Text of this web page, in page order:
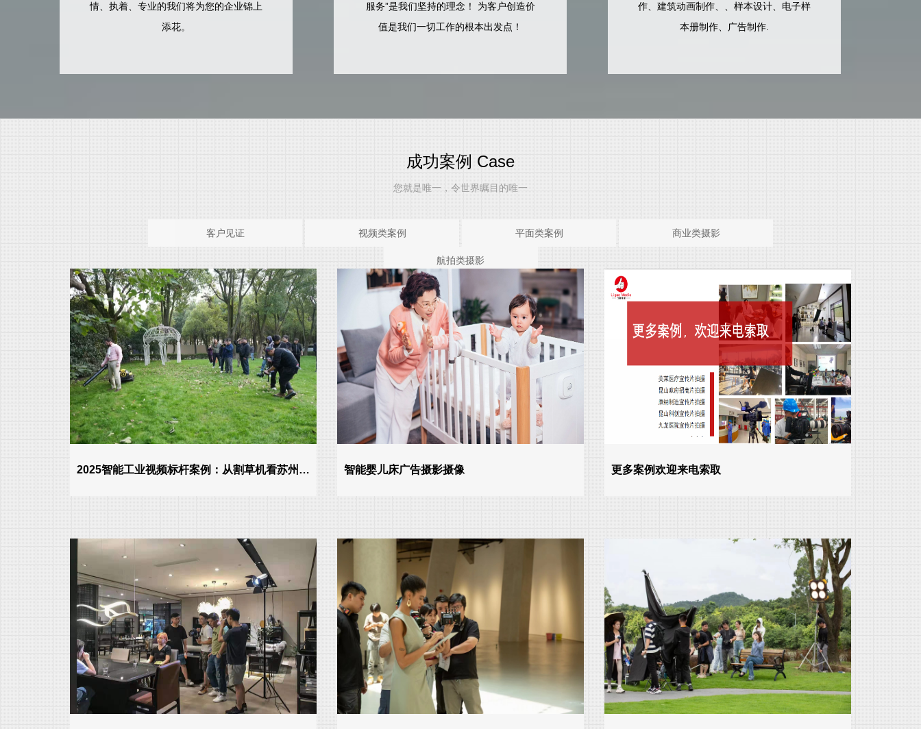
情、执着、专业的我们将为您的企业锦上
添花。
服务”是我们坚持的理念！ 为客户创造价
值是我们一切工作的根本出发点！
作、建筑动画制作、、样本设计、电子样
本册制作、广告制作.
成功案例 Case
您就是唯一，令世界瞩目的唯一
客户见证 视频类案例 平面类案例 商业类摄影
航拍类摄影
2025智能工业视频标杆案例：从割草机看苏州… 智能婴儿床广告摄影摄像 更多案例欢迎来电索取